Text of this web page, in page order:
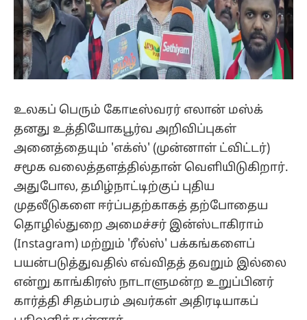
உலகப் பெரும் கோடீஸ்வரர் எலான் மஸ்க்
தனது உத்தியோகபூர்வ அறிவிப்புகள்
அனைத்தையும் 'எக்ஸ்' (முன்னாள் ட்விட்டர்)
சமூக வலைத்தளத்தில்தான் வெளியிடுகிறார்.
அதுபோல, தமிழ்நாட்டிற்குப் புதிய
முதலீடுகளை ஈர்ப்பதற்காகத் தற்போதைய
தொழில்துறை அமைச்சர் இன்ஸ்டாகிராம்
(Instagram) மற்றும் 'ரீல்ஸ்' பக்கங்களைப்
பயன்படுத்துவதில் எவ்விதத் தவறும் இல்லை
என்று காங்கிரஸ் நாடாளுமன்ற உறுப்பினர்
கார்த்தி சிதம்பரம் அவர்கள் அதிரடியாகப்